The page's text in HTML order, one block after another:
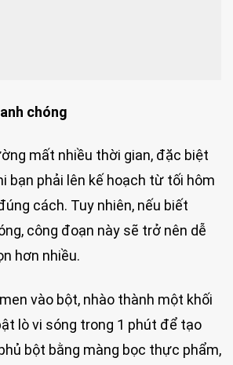
chóng
mất nhiều thời gian, đặc biệt
bạn phải lên kế hoạch từ tối hôm
cách. Tuy nhiên, nếu biết
công đoạn này sẽ trở nên dễ
hơn nhiều.
vào bột, nhào thành một khối
lò vi sóng trong 1 phút để tạo
bột bằng màng bọc thực phẩm,